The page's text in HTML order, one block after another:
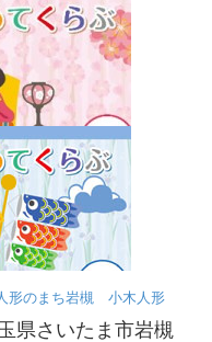
形のまち岩槻 小木人形
さいたま市岩槻